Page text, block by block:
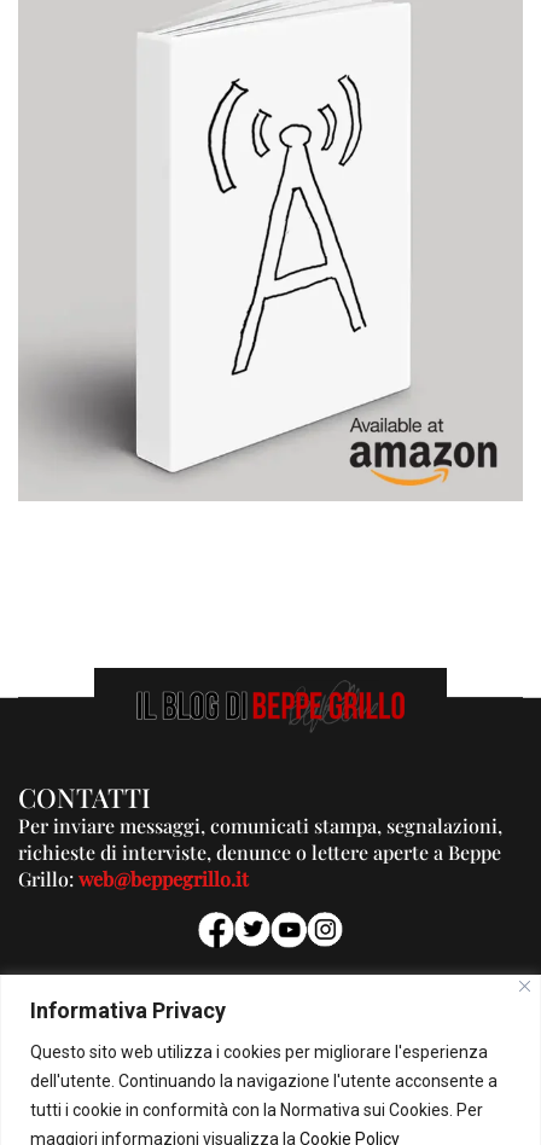
Informativa Privacy
Questo sito web utilizza i cookies per migliorare l'esperienza
dell'utente. Continuando la navigazione l'utente acconsente a
tutti i cookie in conformità con la Normativa sui Cookies. Per
maggiori informazioni visualizza la Cookie Policy
CONTATTI
Per inviare messaggi, comunicati stampa, segnalazioni,
richieste di interviste, denunce o lettere aperte a Beppe
Grillo:web@beppegrillo.it
PUBBLICITA'
Per la tua pubblicità su questo Blog:
pubblicita@beppegrillo.it
HOMEPAGE COOKIE POLICY PRIVACY POLICY CONTATTI